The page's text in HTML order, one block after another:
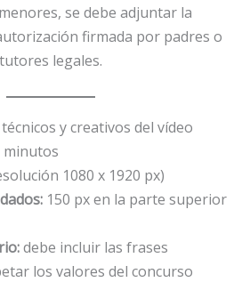
se debe adjuntar la
firmada por padres o
tutores legales.
y creativos del vídeo
minutos
1080 x 1920 px)
150 px en la parte superior
debe incluir las frases
los valores del concurso